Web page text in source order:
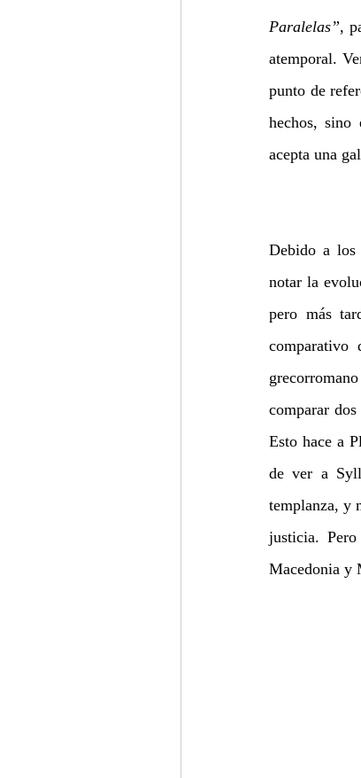
Paralelas”,
atemporal.
punto de
hechos, sino
acepta una
Debido a los
notar la
pero más
comparar
Esto hace a
de ver a
templanza, y
justicia.
Macedonia y